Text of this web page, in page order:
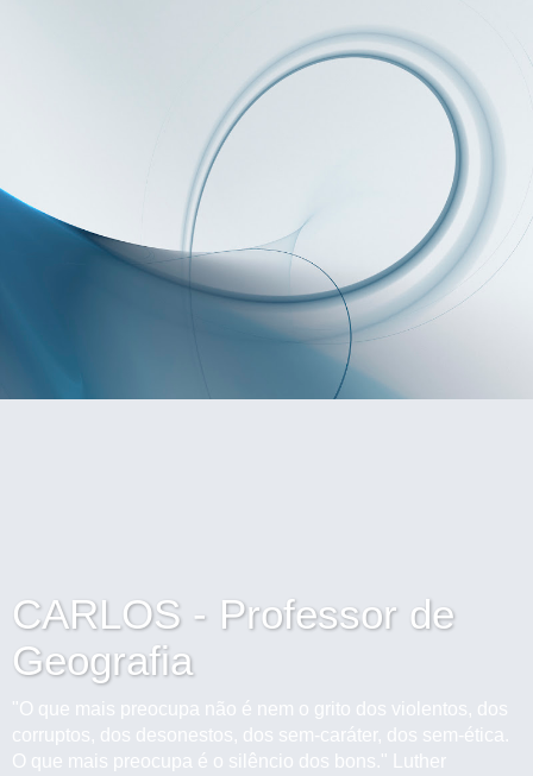
CARLOS - Professor de
Geografia
"O que mais preocupa não é nem o grito dos violentos, dos
corruptos, dos desonestos, dos sem-caráter, dos sem-ética.
O que mais preocupa é o silêncio dos bons." Luther